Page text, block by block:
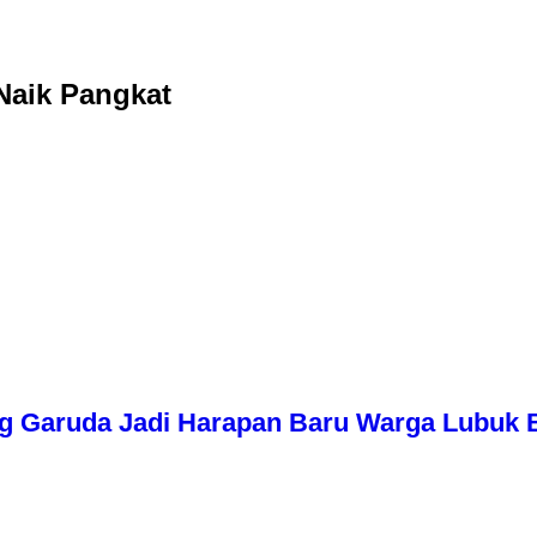
Pangkat
Garuda Jadi Harapan Baru Warga Lubuk